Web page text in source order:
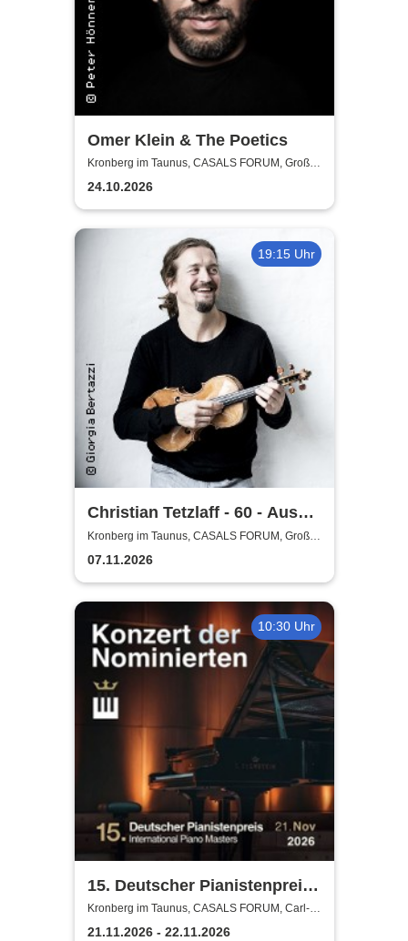
Omer Klein & The Poetics
Kronberg im Taunus, CASALS FORUM, Großer
Saal
24.10.2026
19:15 Uhr
Christian Tetzlaff - 60 - Aus
der Mitte
Kronberg im Taunus, CASALS FORUM, Großer
Saal
07.11.2026
10:30 Uhr
15. Deutscher Pianistenpreis |
International Piano Masters
Kronberg im Taunus, CASALS FORUM, Carl-
Bechtein Saal
21.11.2026 - 22.11.2026